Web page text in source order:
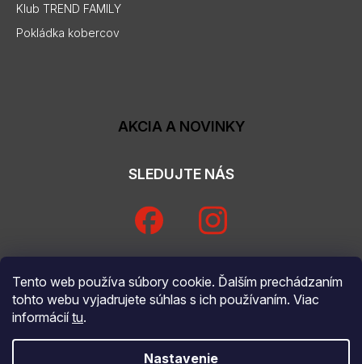
Tento web používa súbory cookie. Ďalším prechádzaním
tohto webu vyjadrujete súhlas s ich používaním. Viac
informáciítu.
Nastavenie
Klub TREND FAMILY
Pokládka kobercov
AKCIA A NOVINKY
SLEDUJTE NÁS